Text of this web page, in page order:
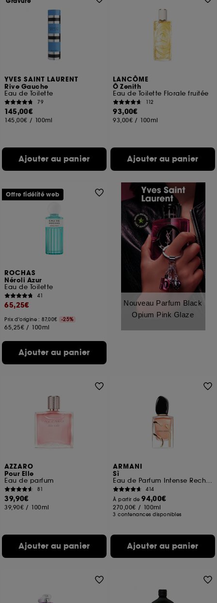
YVES SAINT LAURENT
Rive Gauche
Eau de Toilette
79
145,00€
145,00€ / 100ml
Ajouter au panier
LANCÔME
Ô Zenith
Eau de Toilette Florale fruitée
112
93,00€
93,00€ / 100ml
Ajouter au panier
ROCHAS
Néroli Azur
Eau de Toilette
41
65,25€
Prix d'origine : 87,00€ -25%
65,25€ / 100ml
Ajouter au panier
Offre fidélité web
Nouveau Parfum Black
Opium Pink Glaze
AZZARO
Pour Elle
Eau de parfum
81
39,90€
39,90€ / 100ml
Ajouter au panier
ARMANI
Sì
Eau de Parfum Intense Rechargeable
414
À partir de94,00€
270,00€ / 100ml
3 contenances disponibles
Ajouter au panier